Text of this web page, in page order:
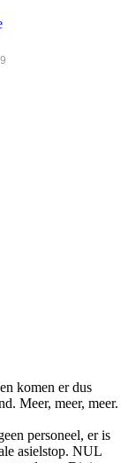
komen er dus
Meer, meer, meer.
personeel, er is
asielstop. NUL